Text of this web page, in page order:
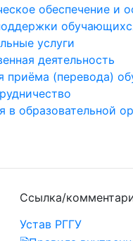
обеспечение и
услуги
деятельность
приёма (перевода)
в образовательной
Ссылка/
Устав РГГУ